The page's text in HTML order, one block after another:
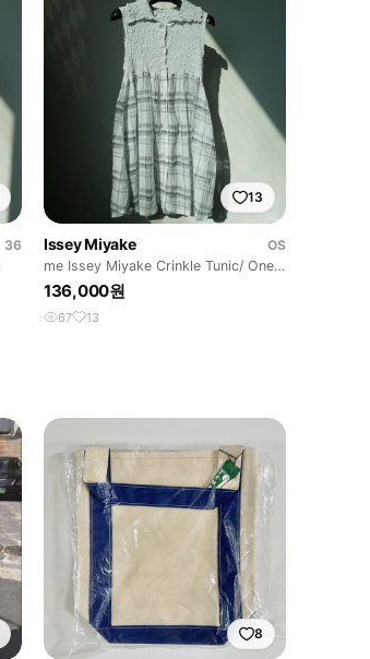
36
13
Issey Miyake
OS
me Issey Miyake Crinkle Tunic/ One-
piece
136,000원
67 13
8